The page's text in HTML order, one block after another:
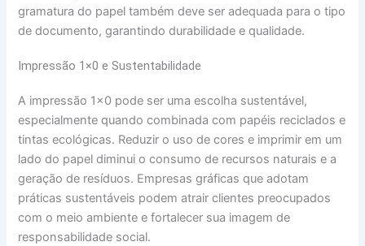
gramatura do papel também deve ser adequada para o tipo
de documento, garantindo durabilidade e qualidade.
Impressão 1×0 e Sustentabilidade
A impressão 1×0 pode ser uma escolha sustentável,
especialmente quando combinada com papéis reciclados e
tintas ecológicas. Reduzir o uso de cores e imprimir em um
lado do papel diminui o consumo de recursos naturais e a
geração de resíduos. Empresas gráficas que adotam
práticas sustentáveis podem atrair clientes preocupados
com o meio ambiente e fortalecer sua imagem de
responsabilidade social.